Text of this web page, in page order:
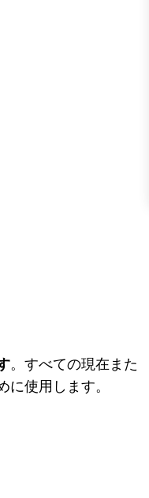
。すべての現在また
使用します。